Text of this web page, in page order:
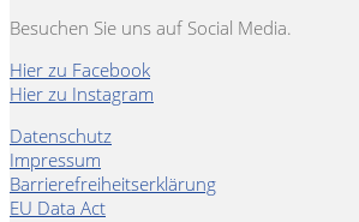
Besuchen Sie uns auf Social Media.
Hier zu Facebook
Hier zu Instagram
Datenschutz
Impressum
Barrierefreiheitserklärung
EU Data Act